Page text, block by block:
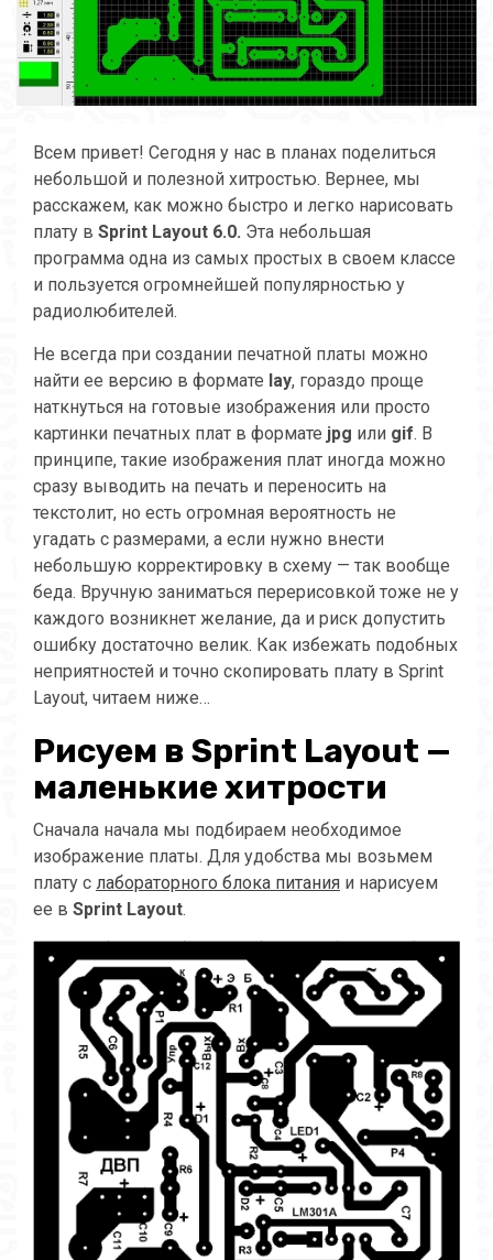
Всем привет! Сегодня у нас в планах поделиться
небольшой и полезной хитростью. Вернее, мы
расскажем, как можно быстро и легко нарисовать
плату в Sprint Layout 6.0. Эта небольшая
программа одна из самых простых в своем классе
и пользуется огромнейшей популярностью у
радиолюбителей.
Не всегда при создании печатной платы можно
найти ее версию в формате lay, гораздо проще
наткнуться на готовые изображения или просто
картинки печатных плат в формате jpg или gif. В
принципе, такие изображения плат иногда можно
сразу выводить на печать и переносить на
текстолит, но есть огромная вероятность не
угадать с размерами, а если нужно внести
небольшую корректировку в схему — так вообще
беда. Вручную заниматься перерисовкой тоже не у
каждого возникнет желание, да и риск допустить
ошибку достаточно велик. Как избежать подобных
неприятностей и точно скопировать плату в Sprint
Layout, читаем ниже…
Рисуем в Sprint Layout —
маленькие хитрости
Сначала начала мы подбираем необходимое
изображение платы. Для удобства мы возьмем
плату с лабораторного блока питания и нарисуем
ее в Sprint Layout.